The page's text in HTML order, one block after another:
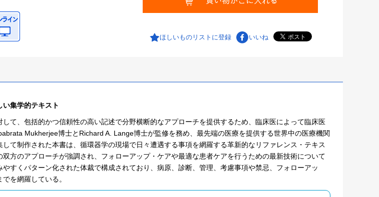
ほしいものリストに登録 いいね
集学的テキスト
て、包括的かつ信頼性の高い記述で分野横断的なアプローチを提供するため、臨床医によって臨床医
Mukherjee博士とRichard A. Lange博士が監修を務め、最先端の医療を提供する世界中の医療機関
て制作された本書は、循環器学の現場で日々遭遇する事項を網羅する革新的なリファレンス・テキス
双方のアプローチが強調され、フォローアップ・ケアや最適な患者ケアを行うための最新技術について
すくパターン化された体裁で構成されており、病原、診断、管理、考慮事項や禁忌、フォローアッ
を網羅している。